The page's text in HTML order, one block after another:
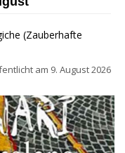
(Zauberhafte
am 9. August 2026